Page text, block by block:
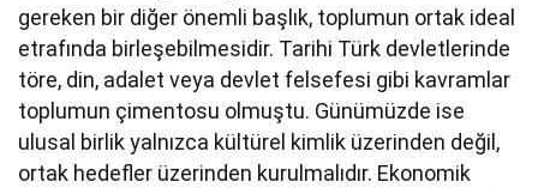
gereken bir diğer önemli başlık, toplumun ortak ideal
etrafında birleşebilmesidir. Tarihi Türk devletlerinde
töre, din, adalet veya devlet felsefesi gibi kavramlar
toplumun çimentosu olmuştu. Günümüzde ise
ulusal birlik yalnızca kültürel kimlik üzerinden değil,
ortak hedefler üzerinden kurulmalıdır. Ekonomik